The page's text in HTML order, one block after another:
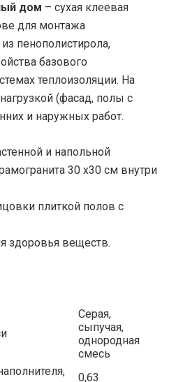
дом – сухая клеевая
для монтажа
пенополистирола,
базового
теплоизоляции. На
(фасад, полы с
и наружных работ.
и напольной
30 х30 см внутри
плиткой полов с
здоровья веществ.
Серая,
сыпучая,
однородная
смесь
0,63